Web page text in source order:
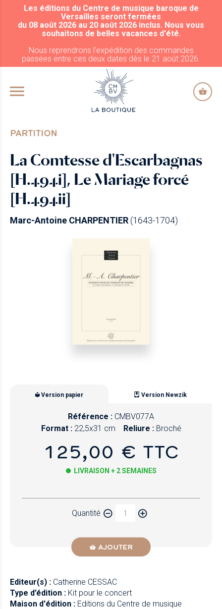
ALLER AU CONTENU PRINCIPAL
Les éditions du Centre de musique baroque de
Versailles seront fermées
du 08 août 2026 au 20 août 2026 inclus. Nous vous
souhaitons de belles vacances d'été.
Nous reprendrons l'expédition des commandes
passées entre ces deux dates dès le 21 août 2026.
PARTITION
La Comtesse d'Escarbagnas
[H.494i], Le Mariage forcé
[H.494ii]
Marc-Antoine CHARPENTIER(1643-1704)
Version papier Version Newzik
Référence : CMBV077A
Format : 22,5x31 cm Reliure : Broché
125,00 € TTC
LIVRAISON + 2 SEMAINES
Quantité
AJOUTER
Editeur(s) : Catherine CESSAC
Type d’édition : Kit pour le concert
Maison d'édition : Editions du Centre de musique